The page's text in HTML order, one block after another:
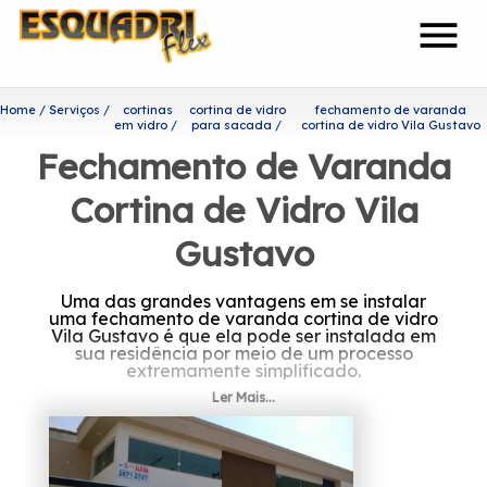
menu
Home Serviços
cortinas
em vidro
cortina de vidro
para sacada
fechamento de varanda
cortina de vidro Vila Gustavo
Fechamento de Varanda
Cortina de Vidro Vila
Gustavo
Uma das grandes vantagens em se instalar
uma fechamento de varanda cortina de vidro
Vila Gustavo é que ela pode ser instalada em
sua residência por meio de um processo
extremamente simplificado.
Onde encontrar fechamento
de varanda cortina de vidro
Vila Gustavo?
Ler Mais...